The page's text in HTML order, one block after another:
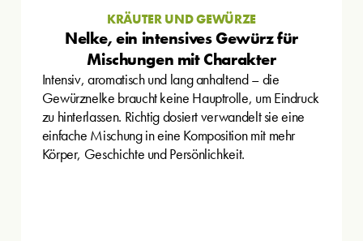
KRÄUTER UND GEWÜRZE
Nelke, ein intensives Gewürz für
Mischungen mit Charakter
Intensiv, aromatisch und lang anhaltend – die
Gewürznelke braucht keine Hauptrolle, um Eindruck
zu hinterlassen. Richtig dosiert verwandelt sie eine
einfache Mischung in eine Komposition mit mehr
Körper, Geschichte und Persönlichkeit.